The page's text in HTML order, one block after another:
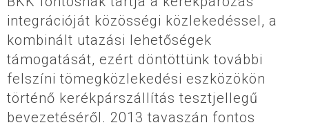
integrációját közösségi közlekedéssel, a
kombinált utazási lehetőségek
támogatását, ezért döntöttünk további
felszíni tömegközlekedési eszközökön
történő kerékpárszállítás tesztjellegű
bevezetéséről. 2013 tavaszán fontos